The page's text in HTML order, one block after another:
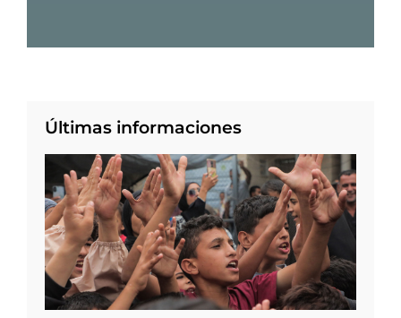
Últimas informaciones